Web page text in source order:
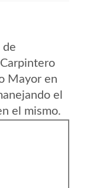
de
Mayor en
el
el mismo.